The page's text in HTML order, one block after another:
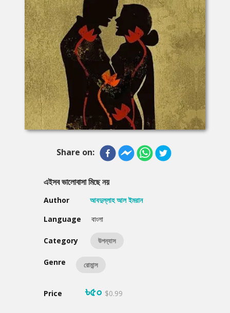
Share on:
এইসব ভালোবাসা মিছে নয়
Author
আবদুল্লাহ আল ইমরান
Language
বাংলা
Category উপন্যাস
Genre রোমান্স
Price ৳৫০ $0.99